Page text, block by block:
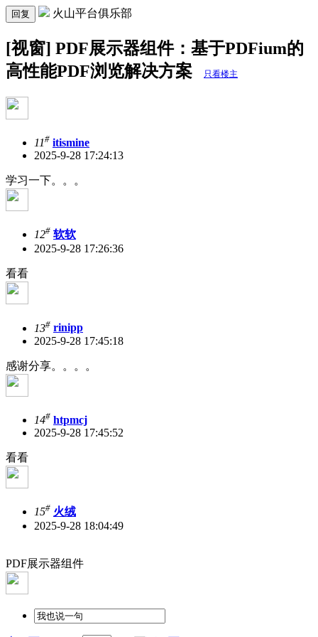
回复 火山平台俱乐部
[视窗] PDF展示器组件：基于PDFium的
高性能PDF浏览解决方案
只看楼主
11# itismine
2025-9-28 17:24:13
学习一下。。。
12# 软软
2025-9-28 17:26:36
看看
13# rinipp
2025-9-28 17:45:18
感谢分享。。。。
14# htpmcj
2025-9-28 17:45:52
看看
15# 火绒
2025-9-28 18:04:49
PDF展示器组件